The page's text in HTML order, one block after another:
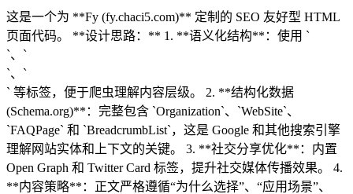
这是一个为 **Fy (fy.chaci5.com)** 定制的 SEO 友好型 HTML
页面代码。 **设计思路：** 1. **语义化结构**：使用 `
`、`
`、`
` 等标签，便于爬虫理解内容层级。 2. **结构化数据
(Schema.org)**：完整包含 `Organization`、`WebSite`、
`FAQPage` 和 `BreadcrumbList`，这是 Google 和其他搜索引擎
理解网站实体和上下文的关键。 3. **社交分享优化**：内置
Open Graph 和 Twitter Card 标签，提升社交媒体传播效果。 4.
**内容策略**：正文严格遵循“为什么选择”、“应用场景”、